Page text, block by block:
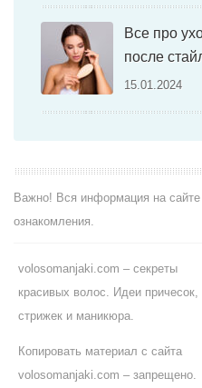
Все про
после
15.01.2024
Важно! Вся информация на сайте
ознакомления.
volosomanjaki.com – секреты
красивых волос. Идеи причесок,
стрижек и маникюра.
Копировать материал с сайта
volosomanjaki.com – запрещено.